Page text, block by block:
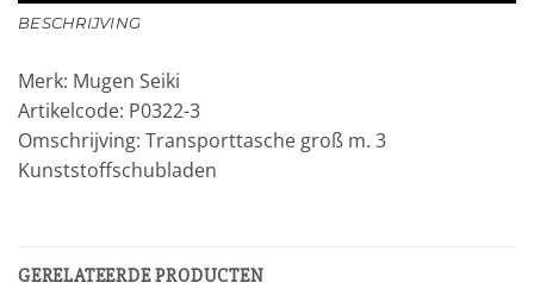
BESCHRIJVING
Merk: Mugen Seiki
Artikelcode: P0322-3
Omschrijving: Transporttasche groß m. 3
Kunststoffschubladen
GERELATEERDE PRODUCTEN